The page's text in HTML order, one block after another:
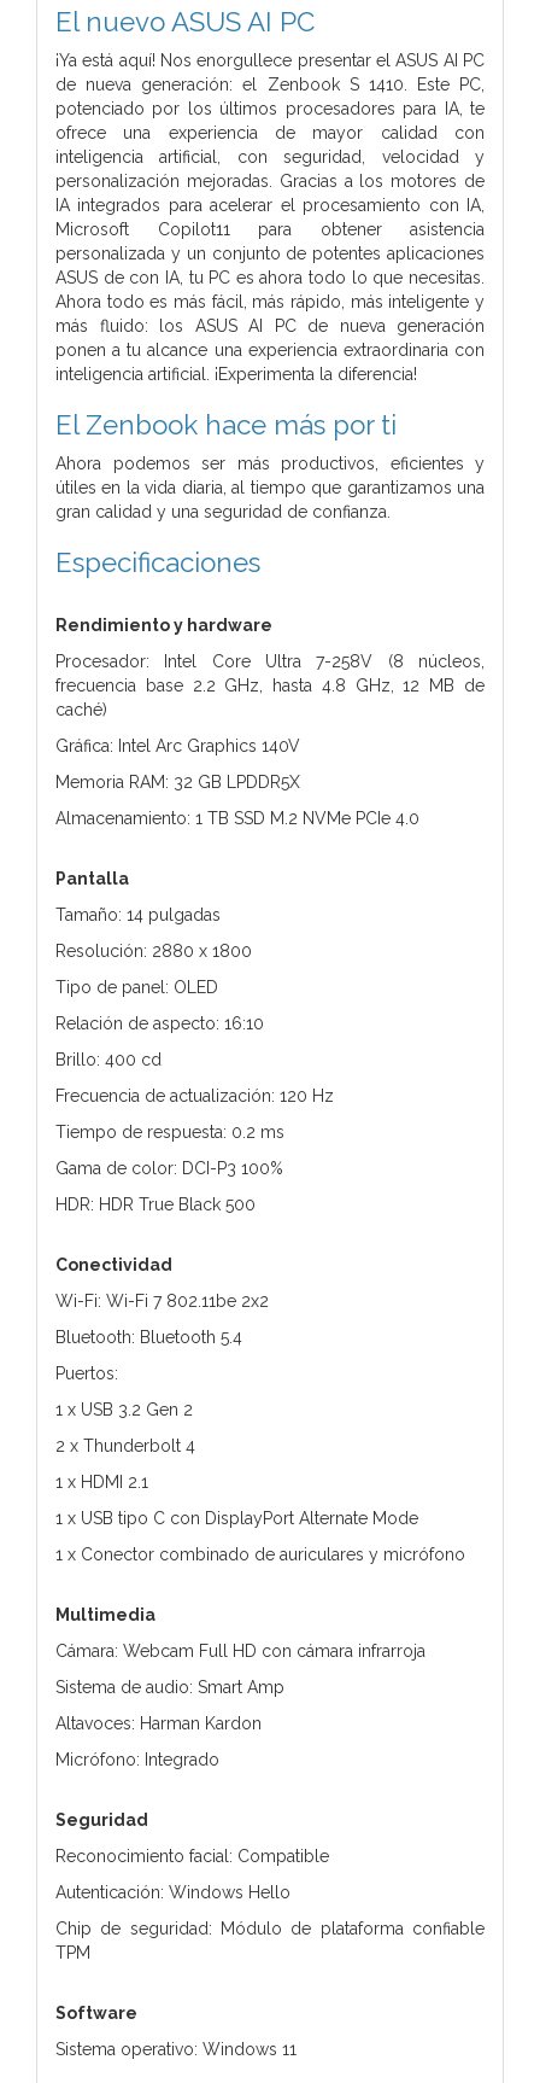
El nuevo ASUS AI PC
¡Ya está aquí! Nos enorgullece presentar el ASUS AI PC
de nueva generación: el Zenbook S 1410. Este PC,
potenciado por los últimos procesadores para IA, te
ofrece una experiencia de mayor calidad con
inteligencia artificial, con seguridad, velocidad y
personalización mejoradas. Gracias a los motores de
IA integrados para acelerar el procesamiento con IA,
Microsoft Copilot11 para obtener asistencia
personalizada y un conjunto de potentes aplicaciones
ASUS de con IA, tu PC es ahora todo lo que necesitas.
Ahora todo es más fácil, más rápido, más inteligente y
más fluido: los ASUS AI PC de nueva generación
ponen a tu alcance una experiencia extraordinaria con
inteligencia artificial. ¡Experimenta la diferencia!
El Zenbook hace más por ti
Ahora podemos ser más productivos, eficientes y
útiles en la vida diaria, al tiempo que garantizamos una
gran calidad y una seguridad de confianza.
Especificaciones
Rendimiento y hardware
Procesador: Intel Core Ultra 7-258V (8 núcleos,
frecuencia base 2.2 GHz, hasta 4.8 GHz, 12 MB de
caché)
Gráfica: Intel Arc Graphics 140V
Memoria RAM: 32 GB LPDDR5X
Almacenamiento: 1 TB SSD M.2 NVMe PCIe 4.0
Pantalla
Tamaño: 14 pulgadas
Resolución: 2880 x 1800
Tipo de panel: OLED
Relación de aspecto: 16:10
Brillo: 400 cd
Frecuencia de actualización: 120 Hz
Tiempo de respuesta: 0.2 ms
Gama de color: DCI-P3 100%
HDR: HDR True Black 500
Conectividad
Wi-Fi: Wi-Fi 7 802.11be 2x2
Bluetooth: Bluetooth 5.4
Puertos:
1 x USB 3.2 Gen 2
2 x Thunderbolt 4
1 x HDMI 2.1
1 x USB tipo C con DisplayPort Alternate Mode
1 x Conector combinado de auriculares y micrófono
Multimedia
Cámara: Webcam Full HD con cámara infrarroja
Sistema de audio: Smart Amp
Altavoces: Harman Kardon
Micrófono: Integrado
Seguridad
Reconocimiento facial: Compatible
Autenticación: Windows Hello
Chip de seguridad: Módulo de plataforma confiable
TPM
Software
Sistema operativo: Windows 11